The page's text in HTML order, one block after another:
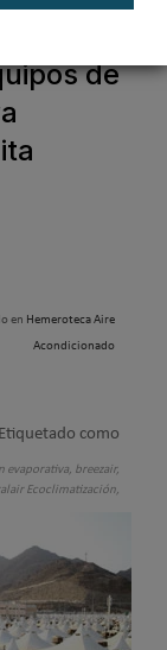
de
en Hemeroteca Aire
Acondicionado
Etiquetado como
evaporativa, breezair,
Ecoclimatización,